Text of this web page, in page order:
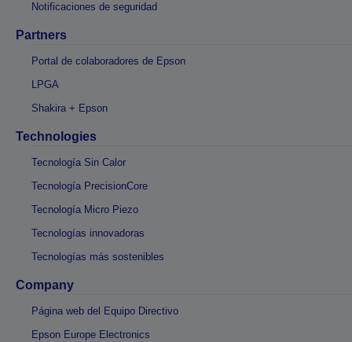
Notificaciones de seguridad
Partners
Portal de colaboradores de Epson
LPGA
Shakira + Epson
Technologies
Tecnología Sin Calor
Tecnología PrecisionCore
Tecnología Micro Piezo
Tecnologías innovadoras
Tecnologías más sostenibles
Company
Página web del Equipo Directivo
Epson Europe Electronics